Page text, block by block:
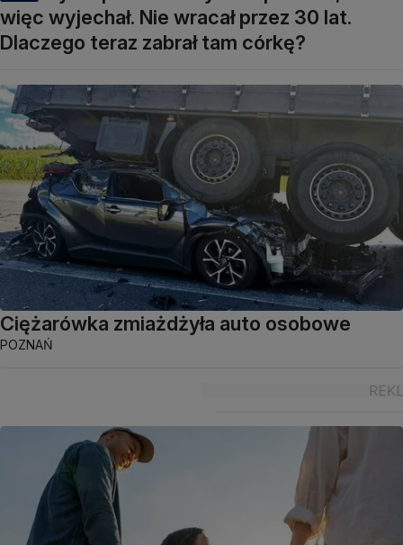
więc wyjechał. Nie wracał przez 30 lat.
Dlaczego teraz zabrał tam córkę?
Ciężarówka zmiażdżyła auto osobowe
POZNAŃ